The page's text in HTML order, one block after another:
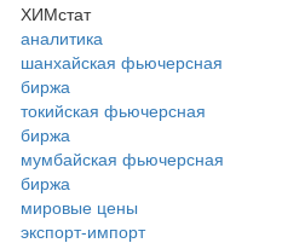
ХИМстат
аналитика
шанхайская фьючерсная
биржа
токийская фьючерсная
биржа
мумбайская фьючерсная
биржа
мировые цены
экспорт-импорт